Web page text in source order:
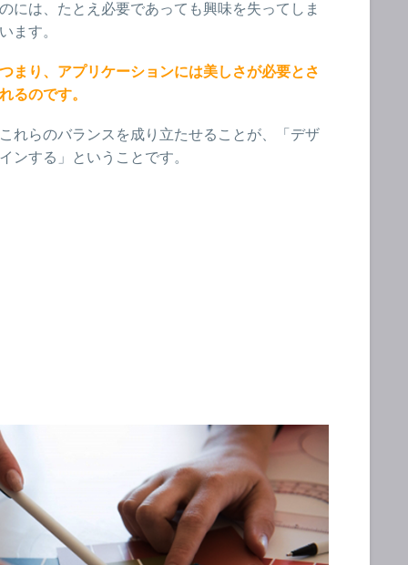
のには、たとえ必要であっても興味を失ってしま
います。
つまり、アプリケーションには美しさが必要とさ
れるのです。
これらのバランスを成り立たせることが、「デザ
インする」ということです。